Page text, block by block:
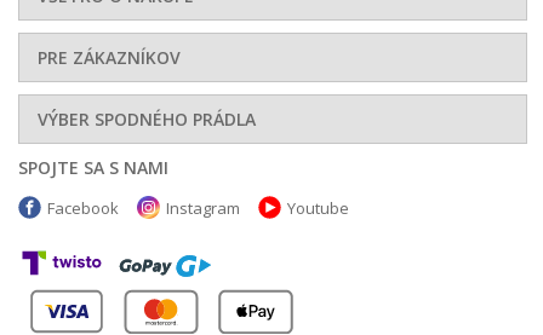
PRE ZÁKAZNÍKOV
VÝBER SPODNÉHO PRÁDLA
SPOJTE SA S NAMI
Facebook Instagram Youtube